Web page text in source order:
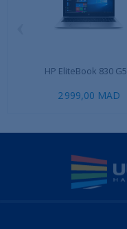
HP EliteBook 830
2 999,00 MAD